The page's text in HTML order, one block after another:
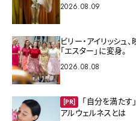
2026.08.09
ビリー・アイリッシュ
「エスター」に変身。
2026.08.08
[PR]
「自分を満たす
アルウェルネスとは